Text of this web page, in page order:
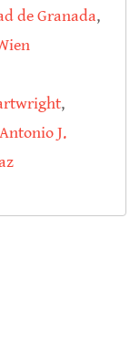
de Granada,
,
Antonio J.